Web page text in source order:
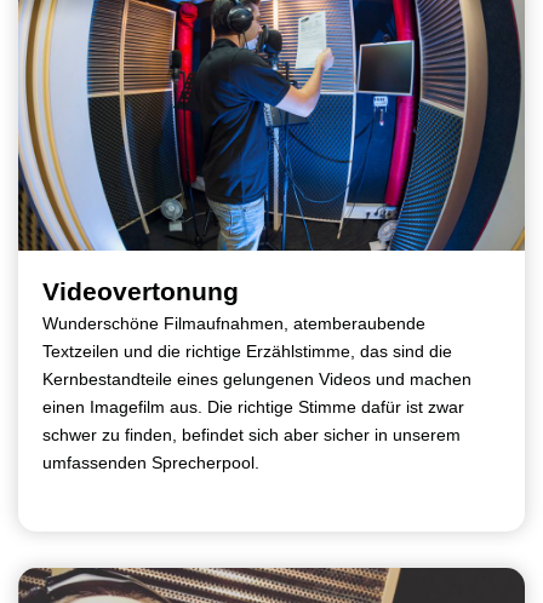
Videovertonung
Wunderschöne Filmaufnahmen, atemberaubende
Textzeilen und die richtige Erzählstimme, das sind die
Kernbestandteile eines gelungenen Videos und machen
einen Imagefilm aus. Die richtige Stimme dafür ist zwar
schwer zu finden, befindet sich aber sicher in unserem
umfassenden Sprecherpool.